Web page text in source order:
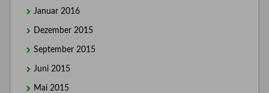
Januar 2016
Dezember 2015
September 2015
Juni 2015
Mai 2015